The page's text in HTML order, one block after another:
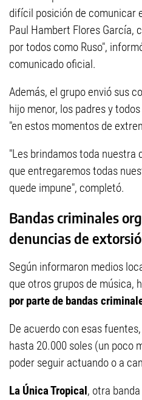
difícil posición de comunicar
Paul Hambert Flores García,
por todos como Ruso",
comunicado oficial.
Además, el grupo envió sus
hijo menor, los padres y
"en estos momentos de
"Les brindamos toda nuestra
que entregaremos todas
quede impune", completó.
Bandas criminales
denuncias de
Según informaron medios
que otros grupos de música,
por parte de bandas
De acuerdo con esas
hasta 20.000 soles (un poco
poder seguir actuando o a
La Única Tropical, otra